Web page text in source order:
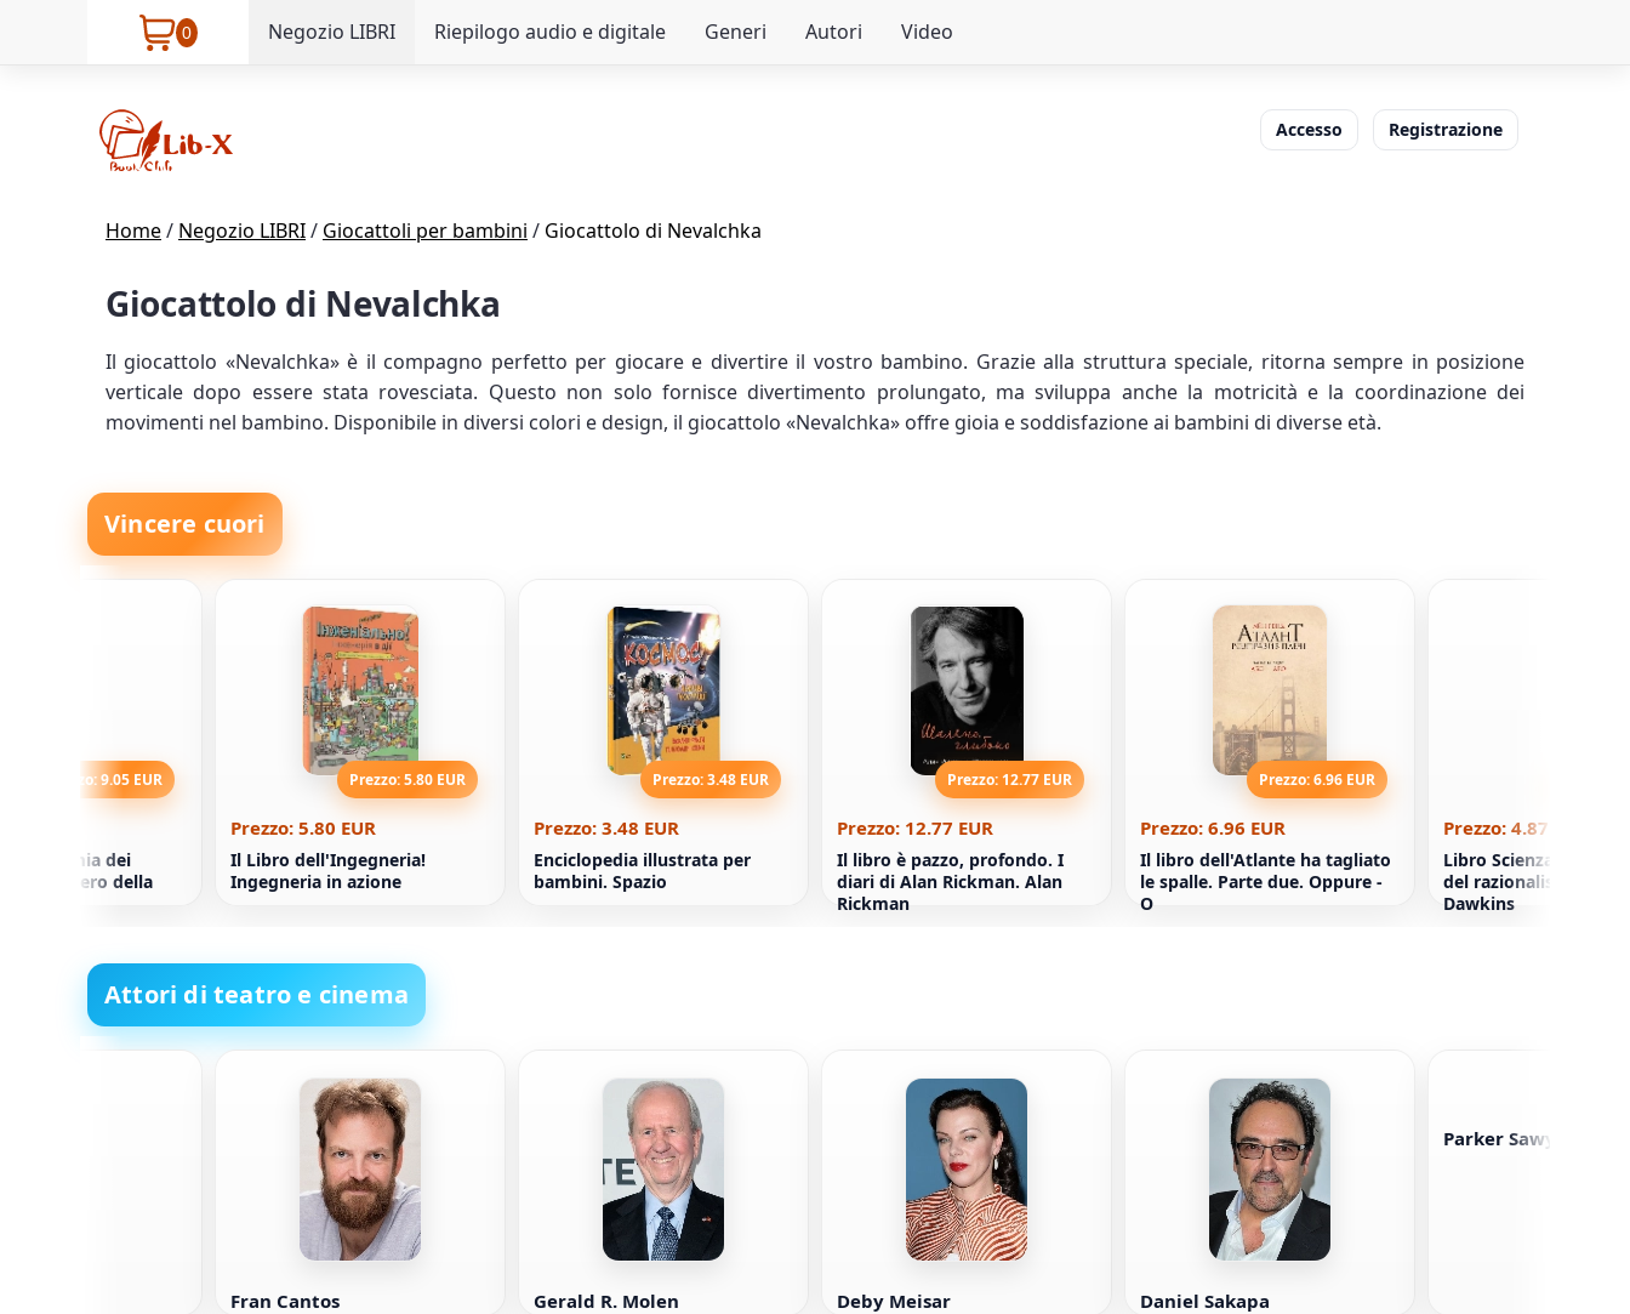
0 Negozio LIBRI Riepilogo audio e digitale Generi Autori Video
Accesso Registrazione
Home/ Negozio LIBRI/ Giocattoli per bambini / Giocattolo di Nevalchka
Giocattolo di Nevalchka
Il giocattolo «Nevalchka» è il compagno perfetto per giocare e divertire il vostro bambino. Grazie alla struttura speciale, ritorna sempre in posizione
verticale dopo essere stata rovesciata. Questo non solo fornisce divertimento prolungato, ma sviluppa anche la motricità e la coordinazione dei
movimenti nel bambino. Disponibile in diversi colori e design, il giocattolo «Nevalchka» offre gioia e soddisfazione ai bambini di diverse età.
Vincere cuori
Prezzo: 9.05 EUR
dei
Il mistero della
Prezzo: 5.80 EUR
Prezzo: 5.80 EUR
Il Libro dell'Ingegneria!
Ingegneria in azione
Prezzo: 3.48 EUR
Prezzo: 3.48 EUR
Enciclopedia illustrata per
bambini. Spazio
Prezzo: 12.77 EUR
Prezzo: 12.77 EUR
Il libro è pazzo, profondo. I
diari di Alan Rickman. Alan
Rickman
Prezzo: 6.96 EUR
Prezzo: 6.96 EUR
Il libro dell'Atlante ha tagliato
le spalle. Parte due. Oppure -
O
Prezzo: 4.87 EUR
Libro Scienza per
del razionalista
Dawkins
Attori di teatro e cinema
Fran Cantos Gerald R. Molen Deby Meisar Daniel Sakapa
Parker Sawyers